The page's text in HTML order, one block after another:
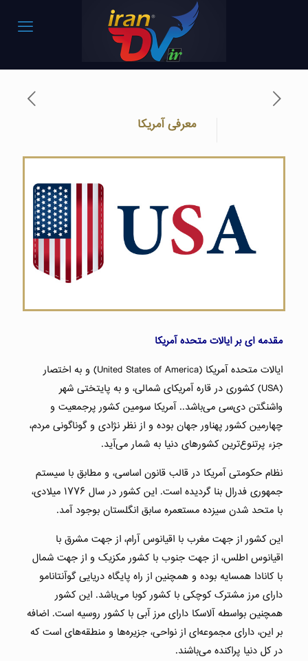
معرفی آمریکا
مقدمه ای بر ایالات متحده آمریکا
ایالات متحده آمریکا (United States of America) و به اختصار
(USA) کشوری در قاره آمریکای شمالی، و به پایتختی شهر
واشنگتن دی‌سی می‌باشد.. آمریکا سومین کشور پرجمعیت و
چهارمین کشور پهناور جهان بوده و از نظر نژادی و گوناگونی مردم،
جزء پرتنوع‌ترین کشورهای دنیا به شمار می‌آید.
نظام حکومتی آمریکا در قالب قانون اساسی، و مطابق با سیستم
جمهوری فدرال بنا گردیده است. این کشور در سال ۱۷۷۶ میلادی،
با متحد شدن سیزده مستعمره سابق انگلستان بوجود آمد.
این کشور از جهت مغرب با اقیانوس آرام، از جهت مشرق با
اقیانوس اطلس، از جهت جنوب با کشور مکزیک و از جهت شمال
با کانادا همسایه بوده و همچنین از راه پایگاه دریایی گوآنتانامو
دارای مرز مشترک کوچکی با کشور کوبا می‌باشد. این کشور
همچنین بواسطه آلاسکا دارای مرز آبی با کشور روسیه است. اضافه
بر این، دارای مجموعه‌ای از نواحی، جزیره‌ها و منطقه‌های است که
در کل دنیا پراکنده می‌باشند.